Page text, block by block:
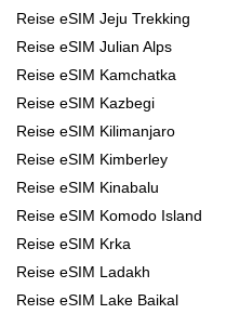
Reise eSIM Jeju Trekking
Reise eSIM Julian Alps
Reise eSIM Kamchatka
Reise eSIM Kazbegi
Reise eSIM Kilimanjaro
Reise eSIM Kimberley
Reise eSIM Kinabalu
Reise eSIM Komodo Island
Reise eSIM Krka
Reise eSIM Ladakh
Reise eSIM Lake Baikal